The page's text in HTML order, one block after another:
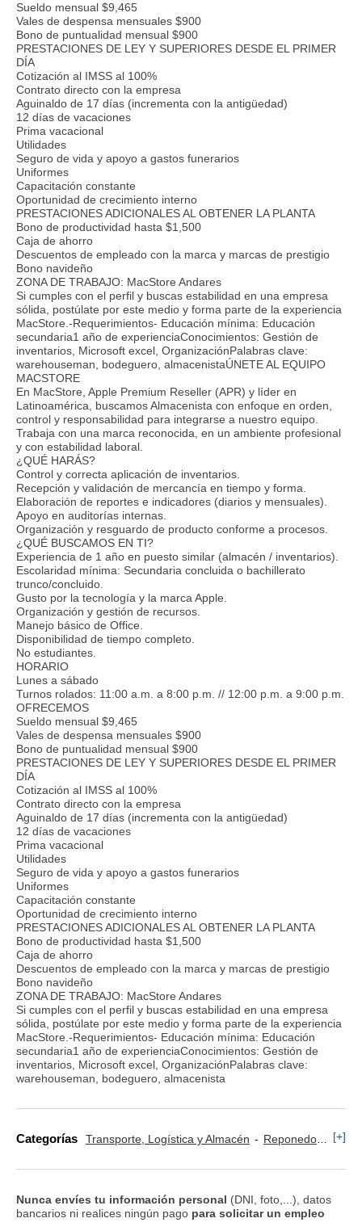
Sueldo mensual $9,465
Vales de despensa mensuales $900
Bono de puntualidad mensual $900
PRESTACIONES DE LEY Y SUPERIORES DESDE EL PRIMER
DÍA
Cotización al IMSS al 100%
Contrato directo con la empresa
Aguinaldo de 17 días (incrementa con la antigüedad)
12 días de vacaciones
Prima vacacional
Utilidades
Seguro de vida y apoyo a gastos funerarios
Uniformes
Capacitación constante
Oportunidad de crecimiento interno
PRESTACIONES ADICIONALES AL OBTENER LA PLANTA
Bono de productividad hasta $1,500
Caja de ahorro
Descuentos de empleado con la marca y marcas de prestigio
Bono navideño
ZONA DE TRABAJO: MacStore Andares
Si cumples con el perfil y buscas estabilidad en una empresa
sólida, postúlate por este medio y forma parte de la experiencia
MacStore.-Requerimientos- Educación mínima: Educación
secundaria1 año de experienciaConocimientos: Gestión de
inventarios, Microsoft excel, OrganizaciónPalabras clave:
warehouseman, bodeguero, almacenistaÚNETE AL EQUIPO
MACSTORE
En MacStore, Apple Premium Reseller (APR) y líder en
Latinoamérica, buscamos Almacenista con enfoque en orden,
control y responsabilidad para integrarse a nuestro equipo.
Trabaja con una marca reconocida, en un ambiente profesional
y con estabilidad laboral.
¿QUÉ HARÁS?
Control y correcta aplicación de inventarios.
Recepción y validación de mercancía en tiempo y forma.
Elaboración de reportes e indicadores (diarios y mensuales).
Apoyo en auditorías internas.
Organización y resguardo de producto conforme a procesos.
¿QUÉ BUSCAMOS EN TI?
Experiencia de 1 año en puesto similar (almacén / inventarios).
Escolaridad mínima: Secundaria concluida o bachillerato
trunco/concluido.
Gusto por la tecnología y la marca Apple.
Organización y gestión de recursos.
Manejo básico de Office.
Disponibilidad de tiempo completo.
No estudiantes.
HORARIO
Lunes a sábado
Turnos rolados: 11:00 a.m. a 8:00 p.m. // 12:00 p.m. a 9:00 p.m.
OFRECEMOS
Sueldo mensual $9,465
Vales de despensa mensuales $900
Bono de puntualidad mensual $900
PRESTACIONES DE LEY Y SUPERIORES DESDE EL PRIMER
DÍA
Cotización al IMSS al 100%
Contrato directo con la empresa
Aguinaldo de 17 días (incrementa con la antigüedad)
12 días de vacaciones
Prima vacacional
Utilidades
Seguro de vida y apoyo a gastos funerarios
Uniformes
Capacitación constante
Oportunidad de crecimiento interno
PRESTACIONES ADICIONALES AL OBTENER LA PLANTA
Bono de productividad hasta $1,500
Caja de ahorro
Descuentos de empleado con la marca y marcas de prestigio
Bono navideño
ZONA DE TRABAJO: MacStore Andares
Si cumples con el perfil y buscas estabilidad en una empresa
sólida, postúlate por este medio y forma parte de la experiencia
MacStore.-Requerimientos- Educación mínima: Educación
secundaria1 año de experienciaConocimientos: Gestión de
inventarios, Microsoft excel, OrganizaciónPalabras clave:
warehouseman, bodeguero, almacenista
Categorías Transporte, Logística y Almacén Reponedor y Cajero [+]
Nunca envíes tu información personal (DNI, foto,...), datos
bancarios ni realices ningún pago para solicitar un empleo